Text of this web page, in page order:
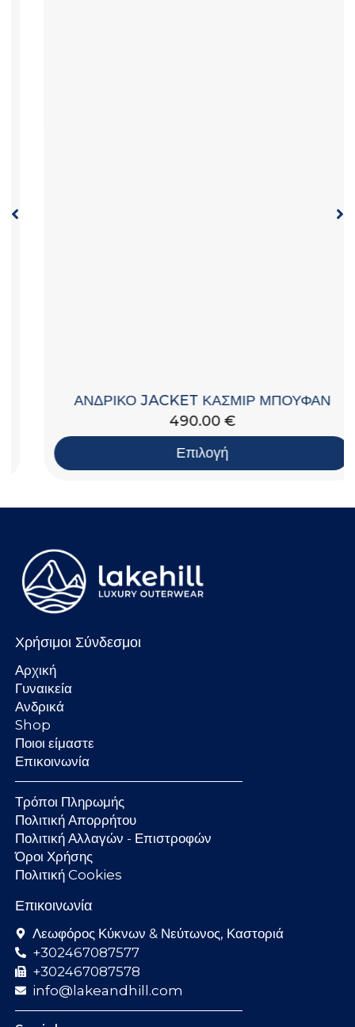
ΑΝΔΡΙΚΟ JACKET ΚΑΣΜΙΡ ΜΠΟΥΦΑΝ
490.00€
Επιλογή
Χρήσιμοι Σύνδεσμοι
Αρχική
Γυναικεία
Ανδρικά
Shop
Ποιοι είμαστε
Επικοινωνία
Τρόποι Πληρωμής
Πολιτική Απορρήτου
Πολιτική Αλλαγών - Επιστροφών
Όροι Χρήσης
Πολιτική Cookies
Επικοινωνία
Λεωφόρος Κύκνων & Νεύτωνος, Καστοριά
+302467087577
+302467087578
info@lakeandhill.com